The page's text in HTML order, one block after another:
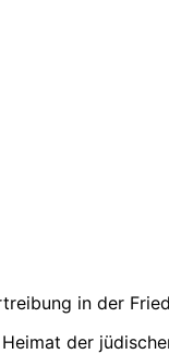
in der
der